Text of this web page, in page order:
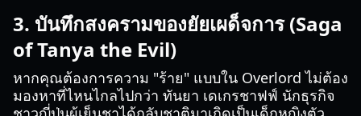
3. บันทึกสงครามของยัยเผด็จการ (Saga
of Tanya the Evil)
หากคุณต้องการความ "ร้าย" แบบใน Overlord ไม่ต้อง
มองหาที่ไหนไกลไปกว่า ทันยา เดเกรชาฟฟ์ นักธุรกิจ